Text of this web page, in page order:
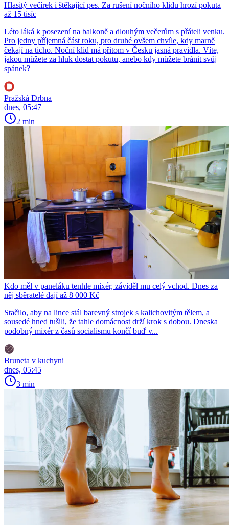
Hlasitý večírek i štěkající pes. Za rušení nočního klidu hrozí pokuta
až 15 tisíc
Léto láká k posezení na balkoně a dlouhým večerům s přáteli venku.
Pro jedny příjemná část roku, pro druhé ovšem chvíle, kdy marně
čekají na ticho. Noční klid má přitom v Česku jasná pravidla. Víte,
jakou můžete za hluk dostat pokutu, anebo kdy můžete bránit svůj
spánek?
Pražská Drbna
dnes, 05:47
2 min
Kdo měl v paneláku tenhle mixér, záviděl mu celý vchod. Dnes za
něj sběratelé dají až 8 000 Kč
Stačilo, aby na lince stál barevný strojek s kalichovitým tělem, a
sousedé hned tušili, že tahle domácnost drží krok s dobou. Dneska
podobný mixér z časů socialismu končí buď v...
Bruneta v kuchyni
dnes, 05:45
3 min